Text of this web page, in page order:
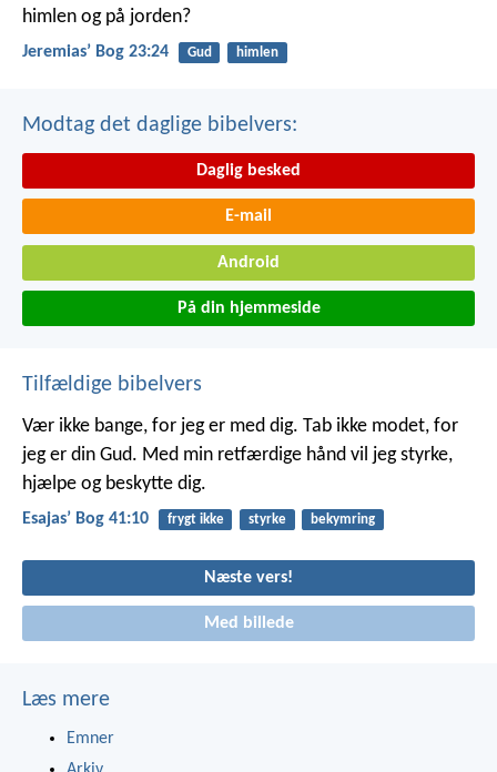
himlen og på jorden?
Jeremiasʼ Bog 23:24 Gud himlen
Modtag det daglige bibelvers:
Daglig besked
E-mail
Android
På din hjemmeside
Tilfældige bibelvers
Vær ikke bange, for jeg er med dig. Tab ikke modet, for
jeg er din Gud. Med min retfærdige hånd vil jeg styrke,
hjælpe og beskytte dig.
Esajasʼ Bog 41:10 frygt ikke styrke bekymring
Næste vers!
Med billede
Læs mere
Emner